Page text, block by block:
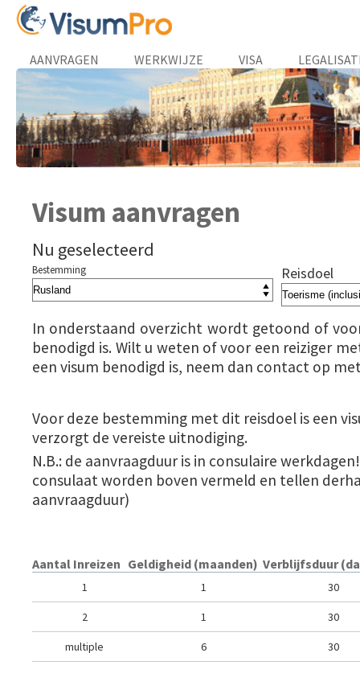
AANVRAGEN WERKWIJZE VISA
Visum aanvragen
Nu geselecteerd
Bestemming Reisdoel
In onderstaand overzicht wordt getoond of
benodigd is. Wilt u weten of voor een reiziger
een visum benodigd is, neem dan contact op
Voor deze bestemming met dit reisdoel is een
verzorgt de vereiste uitnodiging.
N.B.: de aanvraagduur is in consulaire
consulaat worden boven vermeld en tellen
aanvraagduur)
Aantal Inreizen Geldigheid (maanden) Verblijfsduur
1 1 30
2 1 30
multiple 6 30